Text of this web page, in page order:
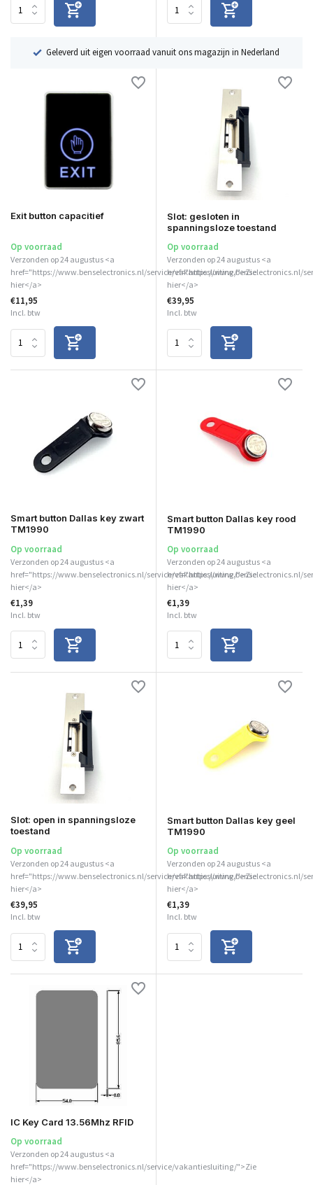
Geleverd uit eigen voorraad vanuit ons magazijn in Nederland
Exit button capacitief
Op voorraad
Verzonden op 24 augustus <a
href="https://www.benselectronics.nl/service/vakantiesluiting/">Zie
hier</a>
€11,95
Incl. btw
Slot: gesloten in
spanningsloze toestand
Op voorraad
Verzonden op 24 augustus <a
href="https://www.benselectronics.nl/
hier</a>
€39,95
Incl. btw
Smart button Dallas key zwart
TM1990
Op voorraad
Verzonden op 24 augustus <a
href="https://www.benselectronics.nl/service/vakantiesluiting/">Zie
hier</a>
€1,39
Incl. btw
Smart button Dallas key rood
TM1990
Op voorraad
Verzonden op 24 augustus <a
href="https://www.benselectronics.nl/
hier</a>
€1,39
Incl. btw
Slot: open in spanningsloze
toestand
Op voorraad
Verzonden op 24 augustus <a
href="https://www.benselectronics.nl/service/vakantiesluiting/">Zie
hier</a>
€39,95
Incl. btw
Smart button Dallas key geel
TM1990
Op voorraad
Verzonden op 24 augustus <a
href="https://www.benselectronics.nl/
hier</a>
€1,39
Incl. btw
IC Key Card 13.56Mhz RFID
Op voorraad
Verzonden op 24 augustus <a
href="https://www.benselectronics.nl/service/vakantiesluiting/">Zie
hier</a>